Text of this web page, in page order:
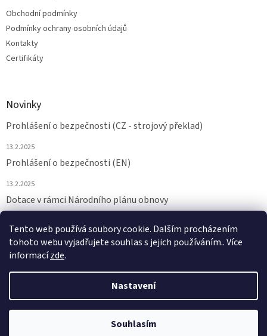
Tento web používá soubory cookie. Dalším procházením
tohoto webu vyjadřujete souhlas s jejich používáním.. Více
informacízde.
Nastavení
Souhlasím
Obchodní podmínky
Podmínky ochrany osobních údajů
Kontakty
Certifikáty
Novinky
Prohlášení o bezpečnosti (CZ - strojový překlad)
13.2.2025
Prohlášení o bezpečnosti (EN)
13.2.2025
Dotace v rámci Národního plánu obnovy
ARCHIV
Vytvořil Shoptet
NAMAZAT.CZ. Všechna práva vyhrazena.